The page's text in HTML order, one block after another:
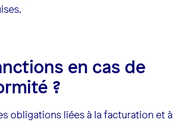
en cas de
?
obligations liées à la facturation et à